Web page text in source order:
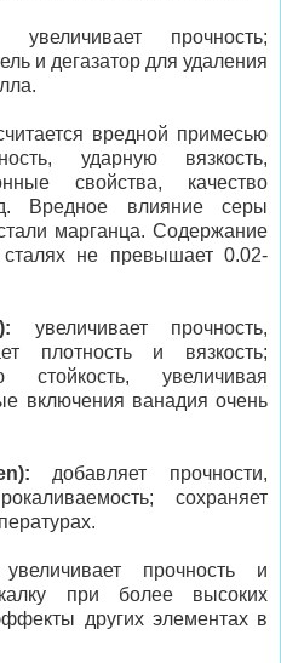
увеличивает прочность;
и дегазатор для удаления
вредной примесью
ударную вязкость,
свойства, качество
Вредное влияние серы
марганца. Содержание
не превышает 0.02-
увеличивает прочность,
плотность и вязкость;
стойкость, увеличивая
включения ванадия очень
добавляет прочности,
сохраняет
прочность и
при более высоких
других элементах в